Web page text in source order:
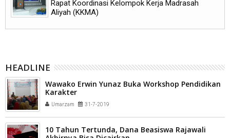
Rapat Koordinasi Kelompok Kerja Madrasah
Aliyah (KKMA)
HEADLINE
Wawako Erwin Yunaz Buka Workshop Pendidikan
Karakter
Umarzam 31-7-2019
10 Tahun Tertunda, Dana Beasiswa Rajawali